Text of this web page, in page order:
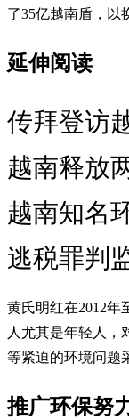
了35亿越南盾，以
延伸阅读
传拜登访
越南释放
越南知名
逃税罪判
黄氏明红在2012年
人尤其是年轻人，
等紧迫的环境问题
推广环保努